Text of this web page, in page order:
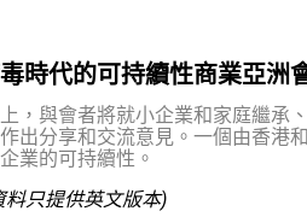
時代的可持續性商業亞洲
，與會者將就小企業和家庭繼承
出分享和交流意見。一個由香港
業的可持續性。
料只提供英文版本)